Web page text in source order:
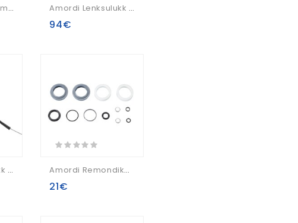
Amordi Kaugjuhtimisega Lukustuskassett SR Suntour 29" MTB SF11- XCM-RL 29" (FUN015-08) Amordi Lenksulukk Kit Rock Shox OneLoc SID/Reba/Revelation (2013-2017) Left Above, Right Below
94€
Amordi Lenksulukk Rock Shox PopLoc RIGHT Amordi Remondikomplekts 200hour Rock Shox Recon Gold RL A4 (2018+)
21€